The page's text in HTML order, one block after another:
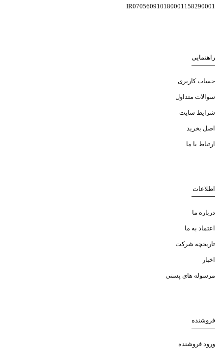
IR070560910180001158290001
راهنمایی
حساب کاربری
سوالات متداول
شرایط سایت
اصل بخرید
ارتباط با ما
اطلاعات
درباره ما
اعتماد به ما
تاریخچه شرکت
اخبار
مرسوله های پستی
فروشنده
ورود فروشنده